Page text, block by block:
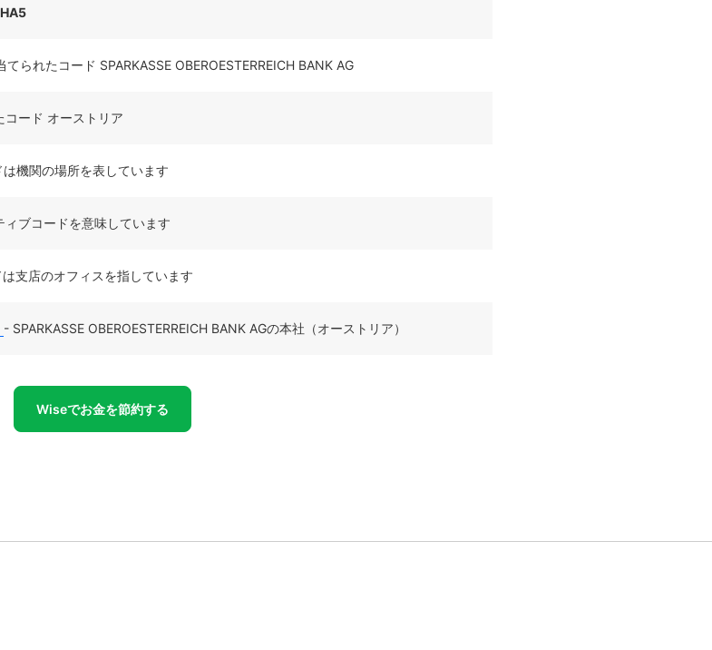
てられたコード SPARKASSE OBEROESTERREICH BANK AG
コード オーストリア
機関の場所を表しています
ィブコードを意味しています
支店のオフィスを指しています
- SPARKASSE OBEROESTERREICH BANK AGの本社（オーストリア）
Wiseでお金を節約する